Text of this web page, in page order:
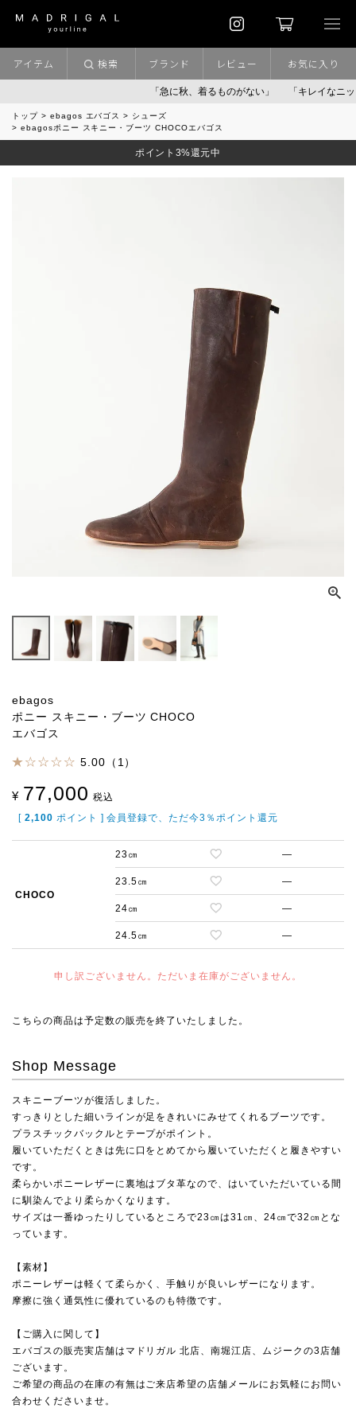
「急に秋、着るものがない」 「キレイなニット」
アイテム 検索 ブランド レビュー お気に入り
トップ ebagos エバゴス
シューズ
ebagosポニー スキニー・ブーツ CHOCOエバゴス
ポイント3%還元中
ebagos
ポニー スキニー・ブーツ CHOCO
エバゴス
5.00（1）
¥ 77,000 税込
[ 2,100 ポイント ] 会員登録で、ただ今3％ポイント還元
CHOCO
23㎝ —
23.5㎝ —
24㎝ —
24.5㎝ —
申し訳ございません。ただいま在庫がございません。
こちらの商品は予定数の販売を終了いたしました。
Shop Message
スキニーブーツが復活しました。
すっきりとした細いラインが足をきれいにみせてくれるブーツです。
プラスチックバックルとテープがポイント。
履いていただくときは先に口をとめてから履いていただくと履きやすい
です。
柔らかいポニーレザーに裏地はブタ革なので、はいていただいている間
に馴染んでより柔らかくなります。
サイズは一番ゆったりしているところで23㎝は31㎝、24㎝で32㎝とな
っています。
【素材】
ポニーレザーは軽くて柔らかく、手触りが良いレザーになります。
摩擦に強く通気性に優れているのも特徴です。
【ご購入に関して】
エバゴスの販売実店舗は マドリガル 北店、南堀江店、ムジーク の3店舗
ございます。
ご希望の商品の在庫の有無はご来店希望の店舗メールにお気軽にお問い
合わせくださいませ。